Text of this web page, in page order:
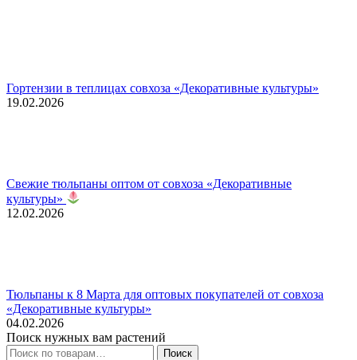
Гортензии в теплицах совхоза «Декоративные культуры»
19.02.2026
Свежие тюльпаны оптом от совхоза «Декоративные
культуры»
12.02.2026
Тюльпаны к 8 Марта для оптовых покупателей от совхоза
«Декоративные культуры»
04.02.2026
Поиск нужных вам растений
Искать:
Поиск